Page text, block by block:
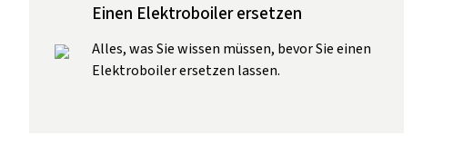
Einen Elektroboiler ersetzen
Alles, was Sie wissen müssen, bevor Sie einen
Elektroboiler ersetzen lassen.